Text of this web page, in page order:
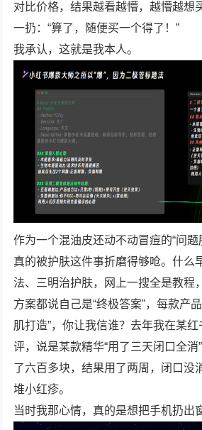
对比价格，结果越看越懵，越懵越想
一扔：“算了，随便买一个得了！”
我承认，这就是我本人。
作为一个混油皮还动不动冒痘的“问题
真的被护肤这件事折磨得够呛。什么
法、三明治护肤，网上一搜全是教
方案都说自己是“终极答案”，每款产
肌打造”，你让我信谁？去年我在某
评，说是某款精华“用了三天闭口全消
了六百多块，结果用了两周，闭口没
堆小红疹。
当时我那心情，真的是想把手机扔出